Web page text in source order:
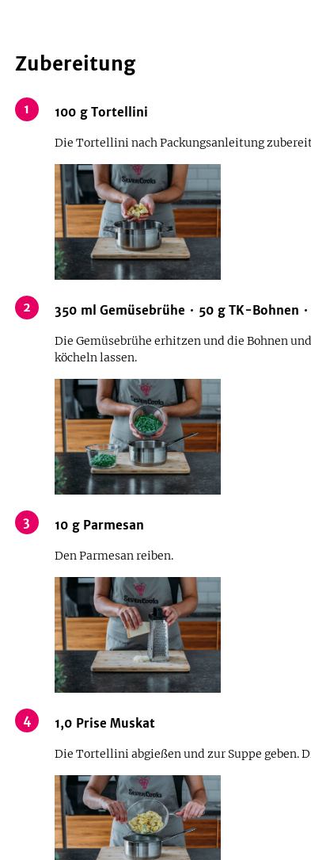
Zubereitung
1 100 g Tortellini
Die Tortellini nach Packungsanleitung
2 350 ml Gemüsebrühe 50 g TK-Bohnen
Die Gemüsebrühe erhitzen und die Bohnen
köcheln lassen.
3 10 g Parmesan
Den Parmesan reiben.
4 1,0 Prise Muskat
Die Tortellini abgießen und zur Suppe geben.